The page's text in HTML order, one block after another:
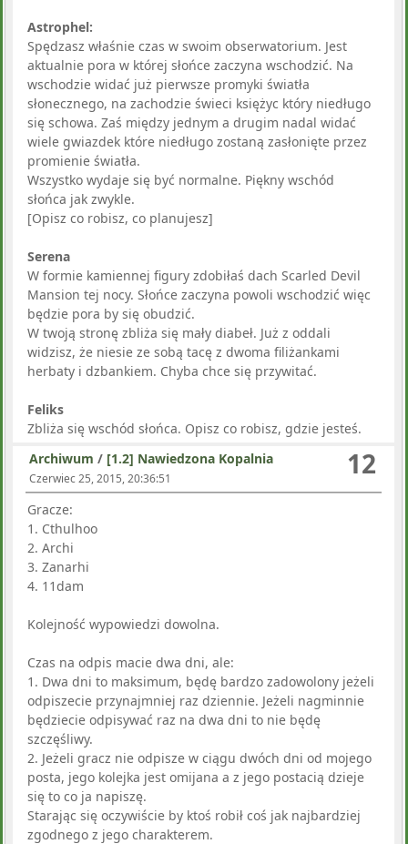
Astrophel:
Spędzasz właśnie czas w swoim obserwatorium. Jest
aktualnie pora w której słońce zaczyna wschodzić. Na
wschodzie widać już pierwsze promyki światła
słonecznego, na zachodzie świeci księżyc który niedługo
się schowa. Zaś między jednym a drugim nadal widać
wiele gwiazdek które niedługo zostaną zasłonięte przez
promienie światła.
Wszystko wydaje się być normalne. Piękny wschód
słońca jak zwykle.
[Opisz co robisz, co planujesz]
Serena
W formie kamiennej figury zdobiłaś dach Scarled Devil
Mansion tej nocy. Słońce zaczyna powoli wschodzić więc
będzie pora by się obudzić.
W twoją stronę zbliża się mały diabeł. Już z oddali
widzisz, że niesie ze sobą tacę z dwoma filiżankami
herbaty i dzbankiem. Chyba chce się przywitać.
Feliks
Zbliża się wschód słońca. Opisz co robisz, gdzie jesteś.
12
Archiwum / [1.2] Nawiedzona Kopalnia
Czerwiec 25, 2015, 20:36:51
Gracze:
1. Cthulhoo
2. Archi
3. Zanarhi
4. 11dam
Kolejność wypowiedzi dowolna.
Czas na odpis macie dwa dni, ale:
1. Dwa dni to maksimum, będę bardzo zadowolony jeżeli
odpiszecie przynajmniej raz dziennie. Jeżeli nagminnie
będziecie odpisywać raz na dwa dni to nie będę
szczęśliwy.
2. Jeżeli gracz nie odpisze w ciągu dwóch dni od mojego
posta, jego kolejka jest omijana a z jego postacią dzieje
się to co ja napiszę.
Starając się oczywiście by ktoś robił coś jak najbardziej
zgodnego z jego charakterem.